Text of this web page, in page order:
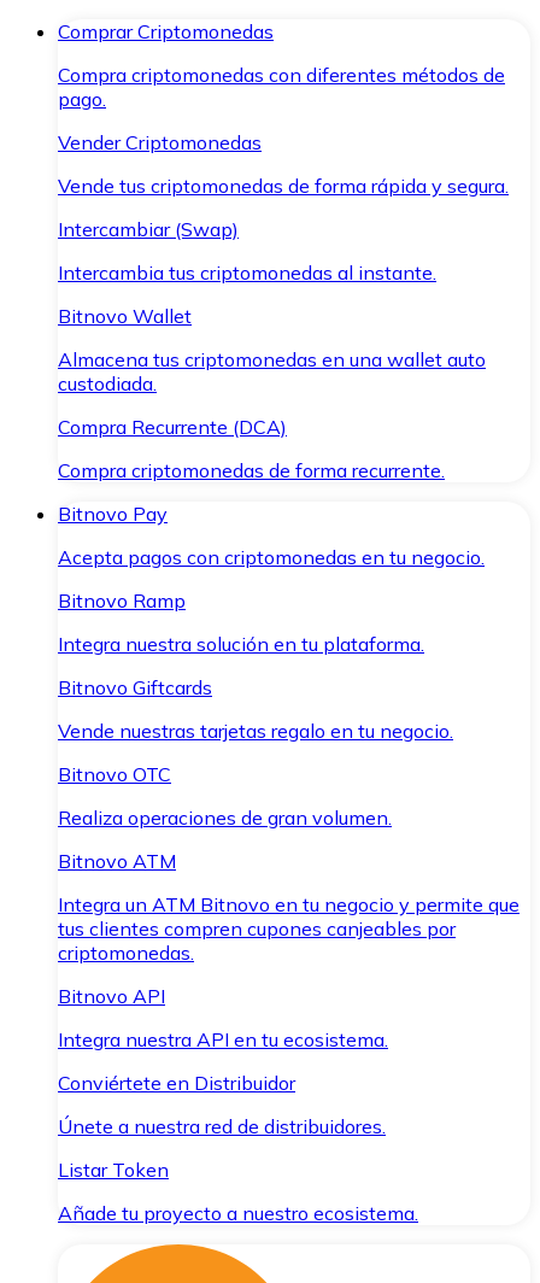
Comprar Criptomonedas
Compra criptomonedas con diferentes métodos de
pago.
Vender Criptomonedas
Vende tus criptomonedas de forma rápida y segura.
Intercambiar (Swap)
Intercambia tus criptomonedas al instante.
Bitnovo Wallet
Almacena tus criptomonedas en una wallet auto
custodiada.
Compra Recurrente (DCA)
Compra criptomonedas de forma recurrente.
Bitnovo Pay
Acepta pagos con criptomonedas en tu negocio.
Bitnovo Ramp
Integra nuestra solución en tu plataforma.
Bitnovo Giftcards
Vende nuestras tarjetas regalo en tu negocio.
Bitnovo OTC
Realiza operaciones de gran volumen.
Bitnovo ATM
Integra un ATM Bitnovo en tu negocio y permite que
tus clientes compren cupones canjeables por
criptomonedas.
Bitnovo API
Integra nuestra API en tu ecosistema.
Conviértete en Distribuidor
Únete a nuestra red de distribuidores.
Listar Token
Añade tu proyecto a nuestro ecosistema.